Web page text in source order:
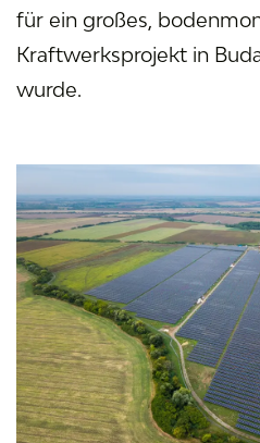
für ein großes,
Kraftwerksprojekt in
wurde.